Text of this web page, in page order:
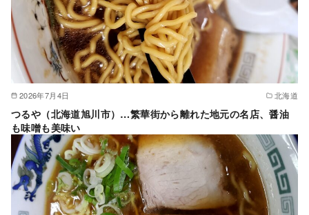
2026年7月4日 北海道
つるや（北海道旭川市）…繁華街から離れた地元の名店、醤油
も味噌も美味い